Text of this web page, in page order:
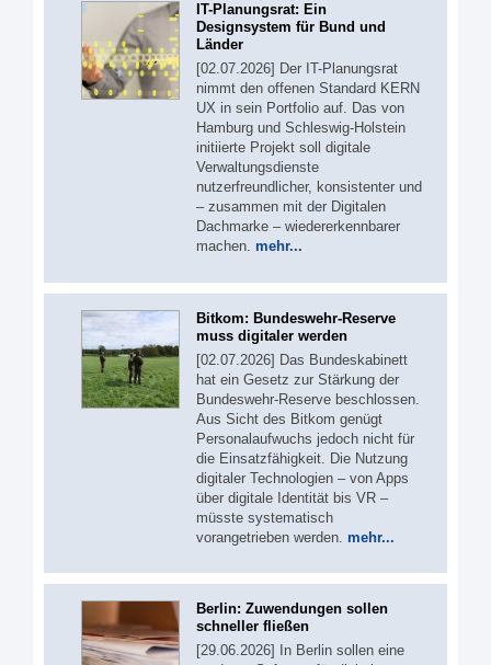
IT-Planungsrat: Ein
Designsystem für Bund und
Länder
[02.07.2026] Der IT-Planungsrat
nimmt den offenen Standard KERN
UX in sein Portfolio auf. Das von
Hamburg und Schleswig-Holstein
initiierte Projekt soll digitale
Verwaltungsdienste
nutzerfreundlicher, konsistenter und
– zusammen mit der Digitalen
Dachmarke – wiedererkennbarer
machen. mehr...
Bitkom: Bundeswehr-Reserve
muss digitaler werden
[02.07.2026] Das Bundeskabinett
hat ein Gesetz zur Stärkung der
Bundeswehr-Reserve beschlossen.
Aus Sicht des Bitkom genügt
Personalaufwuchs jedoch nicht für
die Einsatzfähigkeit. Die Nutzung
digitaler Technologien – von Apps
über digitale Identität bis VR –
müsste systematisch
vorangetrieben werden. mehr...
Berlin: Zuwendungen sollen
schneller fließen
[29.06.2026] In Berlin sollen eine